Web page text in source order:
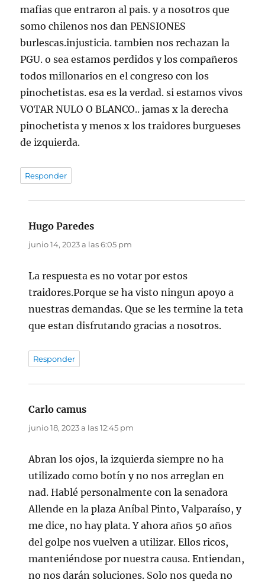
mafias que entraron al pais. y a nosotros que
somo chilenos nos dan PENSIONES
burlescas.injusticia. tambien nos rechazan la
PGU. o sea estamos perdidos y los compañeros
todos millonarios en el congreso con los
pinochetistas. esa es la verdad. si estamos vivos
VOTAR NULO O BLANCO.. jamas x la derecha
pinochetista y menos x los traidores burgueses
de izquierda.
Responder
Hugo Paredes
junio 14, 2023 a las 6:05 pm
La respuesta es no votar por estos
traidores.Porque se ha visto ningun apoyo a
nuestras demandas. Que se les termine la teta
que estan disfrutando gracias a nosotros.
Responder
Carlo camus
junio 18, 2023 a las 12:45 pm
Abran los ojos, la izquierda siempre no ha
utilizado como botín y no nos arreglan en
nad. Hablé personalmente con la senadora
Allende en la plaza Aníbal Pinto, Valparaíso, y
me dice, no hay plata. Y ahora años 50 años
del golpe nos vuelven a utilizar. Ellos ricos,
manteniéndose por nuestra causa. Entiendan,
no nos darán soluciones. Solo nos queda no